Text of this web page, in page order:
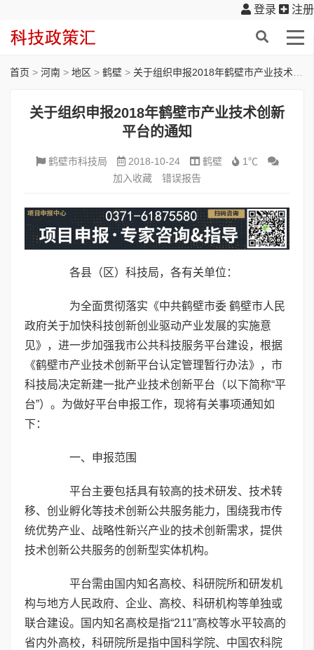
登录 注册
首页 > 河南 > 地区 > 鹤壁 > 关于组织申报2018年鹤壁市产业技术创新平台的通知
关于组织申报2018年鹤壁市产业技术创新
平台的通知
鹤壁市科技局 2018-10-24 鹤壁
1℃
加入收藏
错误报告
各县（区）科技局，各有关单位：
为全面贯彻落实《中共鹤壁市委 鹤壁市人民
政府关于加快科技创新创业驱动产业发展的实施意
见》，进一步加强我市公共科技服务平台建设，根据
《鹤壁市产业技术创新平台认定管理暂行办法》，市
科技局决定新建一批产业技术创新平台（以下简称“平
台”）。为做好平台申报工作，现将有关事项通知如
下：
一、申报范围
平台主要包括具有较高的技术研发、技术转
移、创业孵化等技术创新公共服务能力，围绕我市传
统优势产业、战略性新兴产业的技术创新需求，提供
技术创新公共服务的创新型实体机构。
平台需由国内知名高校、科研院所和研发机
构与地方人民政府、企业、高校、科研机构等单独或
联合建设。国内知名高校是指“211”高校等水平较高的
省内外高校，科研院所是指中国科学院、中国农科院